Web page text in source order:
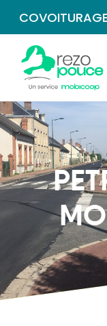
COVOITURAGE